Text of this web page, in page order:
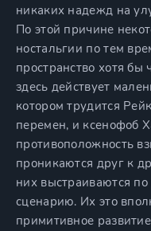
никаких надежд на
По этой причине
ностальгии по тем
пространство хотя
здесь действует
котором трудится
перемен, и ксенофоб
противоположность
проникаются друг к
них выстраиваются
сценарию. Их это
примитивное